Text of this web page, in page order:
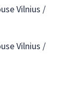
Vilnius /
Vilnius /